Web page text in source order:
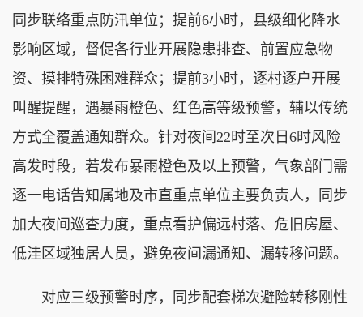
同步联络重点防汛单位；提前6小时，县级细化降水
影响区域，督促各行业开展隐患排查、前置应急物
资、摸排特殊困难群众；提前3小时，逐村逐户开展
叫醒提醒，遇暴雨橙色、红色高等级预警，辅以传统
方式全覆盖通知群众。针对夜间22时至次日6时风险
高发时段，若发布暴雨橙色及以上预警，气象部门需
逐一电话告知属地及市直重点单位主要负责人，同步
加大夜间巡查力度，重点看护偏远村落、危旧房屋、
低洼区域独居人员，避免夜间漏通知、漏转移问题。
对应三级预警时序，同步配套梯次避险转移刚性